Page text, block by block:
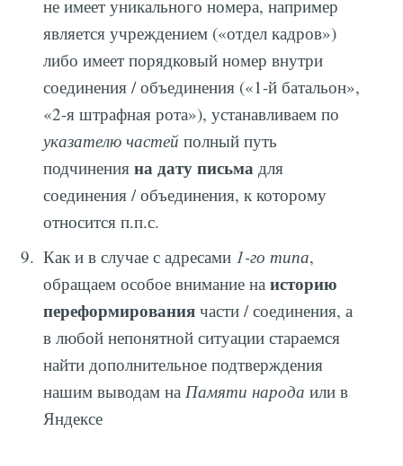
не имеет уникального номера, например
является учреждением («отдел кадров»)
либо имеет порядковый номер внутри
соединения / объединения («1-й батальон»,
«2-я штрафная рота»), устанавливаем по
указателю частей полный путь
подчиненияна дату письмадля
соединения / объединения, к которому
относится п.п.с.
Как и в случае с адресами 1-го типа,
обращаем особое внимание наисторию
переформирования части / соединения, а
в любой непонятной ситуации стараемся
найти дополнительное подтверждения
нашим выводам наПамяти народа или в
Яндексе